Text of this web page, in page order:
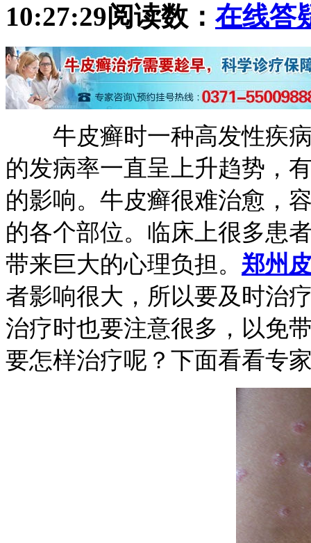
10:27:29阅读数： 在线答
牛皮癣时一种高发性疾病
的发病率一直呈上升趋势，
的影响。牛皮癣很难治愈，
的各个部位。临床上很多患
带来巨大的心理负担。 郑州
者影响很大，所以要及时治
治疗时也要注意很多，以免
要怎样治疗呢？下面看看专